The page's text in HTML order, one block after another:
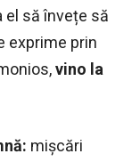
el să învețe să
exprime prin
vino la
mișcări